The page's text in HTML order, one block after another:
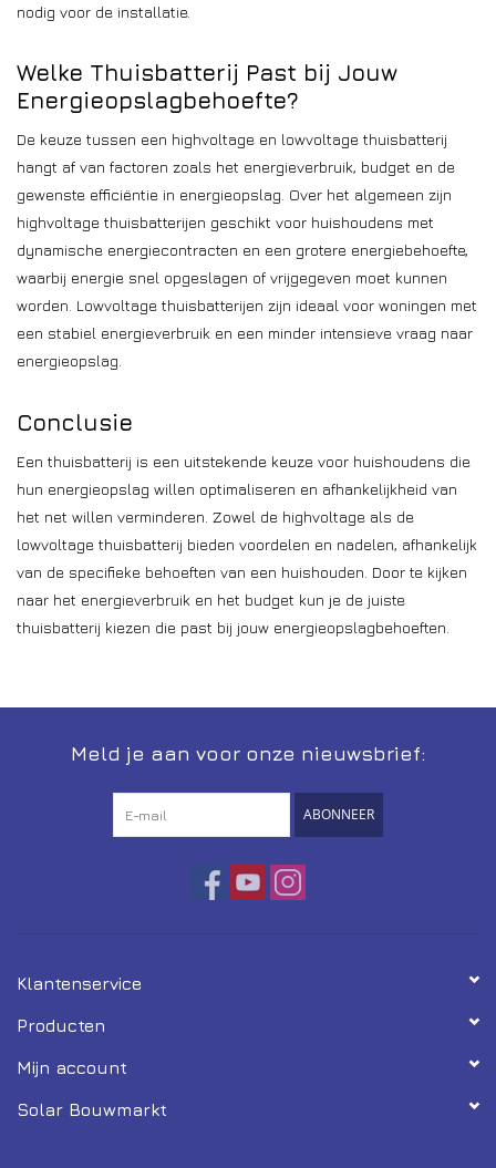
nodig voor de installatie.
Welke Thuisbatterij Past bij Jouw
Energieopslagbehoefte?
De keuze tussen een highvoltage en lowvoltage thuisbatterij
hangt af van factoren zoals het energieverbruik, budget en de
gewenste efficiëntie in energieopslag. Over het algemeen zijn
highvoltage thuisbatterijen geschikt voor huishoudens met
dynamische energiecontracten en een grotere energiebehoefte,
waarbij energie snel opgeslagen of vrijgegeven moet kunnen
worden. Lowvoltage thuisbatterijen zijn ideaal voor woningen met
een stabiel energieverbruik en een minder intensieve vraag naar
energieopslag.
Conclusie
Een thuisbatterij is een uitstekende keuze voor huishoudens die
hun energieopslag willen optimaliseren en afhankelijkheid van
het net willen verminderen. Zowel de highvoltage als de
lowvoltage thuisbatterij bieden voordelen en nadelen, afhankelijk
van de specifieke behoeften van een huishouden. Door te kijken
naar het energieverbruik en het budget kun je de juiste
thuisbatterij kiezen die past bij jouw energieopslagbehoeften.
Meld je aan voor onze nieuwsbrief:
ABONNEER
Klantenservice
Producten
Mijn account
Solar Bouwmarkt